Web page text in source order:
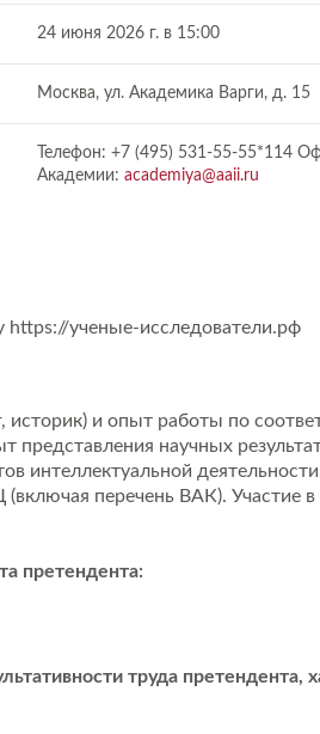
24 июня 2026 г. в 15:00
Москва, ул. Академика Варги, д. 15
Телефон: +7 (495) 531-55-55*114
Академии:academiya@aaii.ru
https://ученые-исследователи.рф
историк) и опыт работы по
представления научных
интеллектуальной
перечень ВАК). Участие
претендента:
труда